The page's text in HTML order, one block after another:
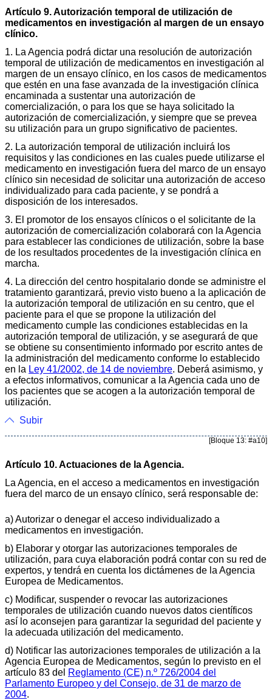
Artículo 9. Autorización temporal de utilización de
medicamentos en investigación al margen de un ensayo
clínico.
1. La Agencia podrá dictar una resolución de autorización
temporal de utilización de medicamentos en investigación al
margen de un ensayo clínico, en los casos de medicamentos
que estén en una fase avanzada de la investigación clínica
encaminada a sustentar una autorización de
comercialización, o para los que se haya solicitado la
autorización de comercialización, y siempre que se prevea
su utilización para un grupo significativo de pacientes.
2. La autorización temporal de utilización incluirá los
requisitos y las condiciones en las cuales puede utilizarse el
medicamento en investigación fuera del marco de un ensayo
clínico sin necesidad de solicitar una autorización de acceso
individualizado para cada paciente, y se pondrá a
disposición de los interesados.
3. El promotor de los ensayos clínicos o el solicitante de la
autorización de comercialización colaborará con la Agencia
para establecer las condiciones de utilización, sobre la base
de los resultados procedentes de la investigación clínica en
marcha.
4. La dirección del centro hospitalario donde se administre el
tratamiento garantizará, previo visto bueno a la aplicación de
la autorización temporal de utilización en su centro, que el
paciente para el que se propone la utilización del
medicamento cumple las condiciones establecidas en la
autorización temporal de utilización, y se asegurará de que
se obtiene su consentimiento informado por escrito antes de
la administración del medicamento conforme lo establecido
en la Ley 41/2002, de 14 de noviembre. Deberá asimismo, y
a efectos informativos, comunicar a la Agencia cada uno de
los pacientes que se acogen a la autorización temporal de
utilización.
Subir
[Bloque 13: #a10]
Artículo 10. Actuaciones de la Agencia.
La Agencia, en el acceso a medicamentos en investigación
fuera del marco de un ensayo clínico, será responsable de:
a) Autorizar o denegar el acceso individualizado a
medicamentos en investigación.
b) Elaborar y otorgar las autorizaciones temporales de
utilización, para cuya elaboración podrá contar con su red de
expertos, y tendrá en cuenta los dictámenes de la Agencia
Europea de Medicamentos.
c) Modificar, suspender o revocar las autorizaciones
temporales de utilización cuando nuevos datos científicos
así lo aconsejen para garantizar la seguridad del paciente y
la adecuada utilización del medicamento.
d) Notificar las autorizaciones temporales de utilización a la
Agencia Europea de Medicamentos, según lo previsto en el
artículo 83 del Reglamento (CE) n.º 726/2004 del
Parlamento Europeo y del Consejo, de 31 de marzo de
2004.